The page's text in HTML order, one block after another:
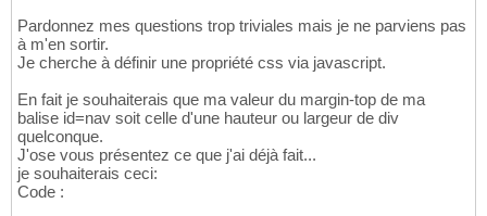
Pardonnez mes questions trop triviales mais je ne parviens pas
à m'en sortir.
Je cherche à définir une propriété css via javascript.
En fait je souhaiterais que ma valeur du margin-top de ma
balise id=nav soit celle d'une hauteur ou largeur de div
quelconque.
J'ose vous présentez ce que j'ai déjà fait...
je souhaiterais ceci:
Code :